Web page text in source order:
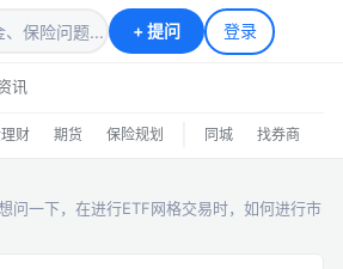
+提问 登录
讯
财 期货 保险规划 同城 找券商
问一下，在进行ETF网格交易时，如何进行市